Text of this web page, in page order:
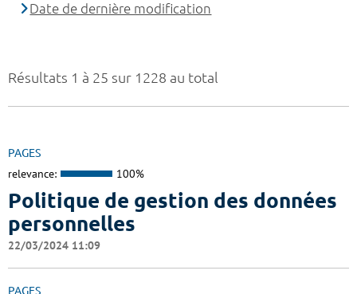
Résultats 1 à 25 sur 1228 au total
PAGES
relevance: 100%
Politique de gestion des données
personnelles
22/03/2024 11:09
PAGES
Date de dernière modification